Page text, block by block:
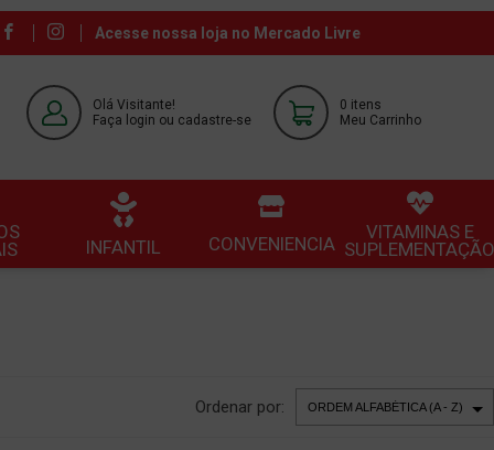
Acesse nossa loja no Mercado Livre
Olá Visitante!
Faça login ou cadastre-se
0 itens
Meu Carrinho
INFANTIL CONVENIENCIA
VITAMINAS E
Ordenar por: